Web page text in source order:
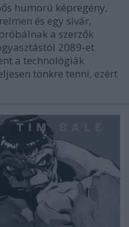
humorú képregény,
és egy sivár,
a szerzők
2089-et
a technológiák
tönkre tenni, ezért